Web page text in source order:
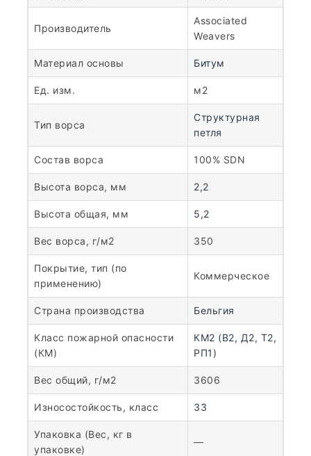
Производитель
Associated
Weavers
Материал основы Битум
Ед. изм. м2
Тип ворса
Структурная
петля
Состав ворса 100% SDN
Высота ворса, мм 2,2
Высота общая, мм 5,2
Вес ворса, г/м2 350
Покрытие, тип (по
применению)
Коммерческое
Страна производства Бельгия
Класс пожарной опасности
(КМ)
КМ2 (В2, Д2, Т2,
РП1)
Вес общий, г/м2 3606
Износостойкость, класс 33
Упаковка (Вес, кг в
упаковке)
—